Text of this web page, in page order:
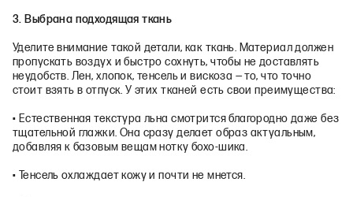
3. Выбрана подходящая ткань
Уделите внимание такой детали, как ткань. Материал должен
пропускать воздух и быстро сохнуть, чтобы не доставлять
неудобств. Лен, хлопок, тенсель и вискоза — то, что точно
стоит взять в отпуск. У этих тканей есть свои преимущества:
• Естественная текстура льна смотрится благородно даже без
тщательной глажки. Она сразу делает образ актуальным,
добавляя к базовым вещам нотку бохо-шика.
• Тенсель охлаждает кожу и почти не мнется.